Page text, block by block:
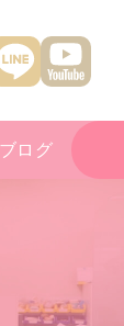
ログ